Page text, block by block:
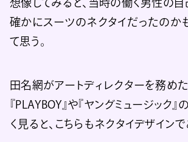
想像してみると、当時の働く男性の
確かにスーツのネクタイだったのか
て思う。
田名網がアートディレクターを務め
『PLAYBOY』や『ヤングミュージック』
く見ると、こちらもネクタイデザインで